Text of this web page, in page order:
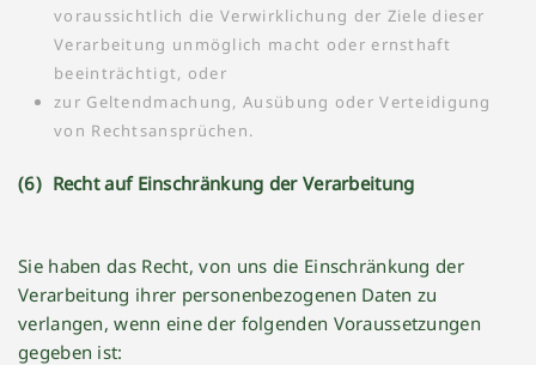
voraussichtlich die Verwirklichung der Ziele dieser
Verarbeitung unmöglich macht oder ernsthaft
beeinträchtigt, oder
zur Geltendmachung, Ausübung oder Verteidigung
von Rechtsansprüchen.
(6) Recht auf Einschränkung der Verarbeitung
Sie haben das Recht, von uns die Einschränkung der
Verarbeitung ihrer personenbezogenen Daten zu
verlangen, wenn eine der folgenden Voraussetzungen
gegeben ist: